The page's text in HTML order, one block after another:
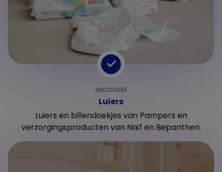
Luiers
Luiers en billendoekjes van Pampers en
verzorgingsproducten van Naïf en Bepanthen.